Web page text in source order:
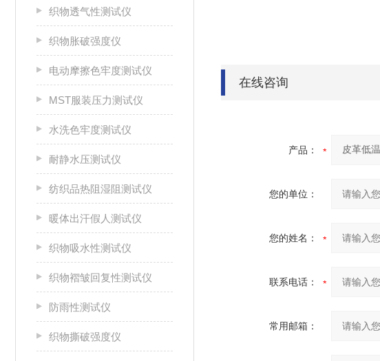
织物透气性测试仪
织物胀破强度仪
电动摩擦色牢度测试仪
MST服装压力测试仪
水洗色牢度测试仪
耐静水压测试仪
纺织品热阻湿阻测试仪
暖体出汗假人测试仪
织物吸水性测试仪
织物褶皱回复性测试仪
防雨性测试仪
织物撕破强度仪
在线咨询
产品：
您的单位：
您的姓名：
联系电话：
常用邮箱：